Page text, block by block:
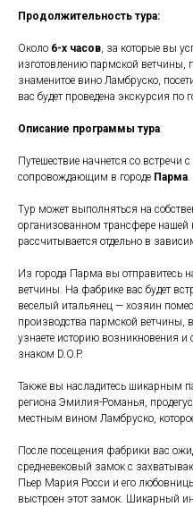
Продолжительность тура:
Около 6-х часов, за которые вы
изготовлению пармской ветчины,
знаменитое вино Ламбруско,
вас будет проведена экскурсия по
Описание программы тура:
Путешествие начнется со встречи
сопровождающим в городе Парма.
Тур может выполняться на
организованном трансфере нашей
рассчитывается отдельно в
Из города Парма вы отправитесь
ветчины. На фабрике вас будет
веселый итальянец — хозяин
производства пармской ветчины,
узнаете историю возникновения
знаком D.O.P.
Также вы насладитесь шикарным
региона Эмилия-Романья,
местным вином Ламбруско,
После посещения фабрики вас
средневековый замок с
Пьер Мария Росси и его
выстроен этот замок. Шикарный